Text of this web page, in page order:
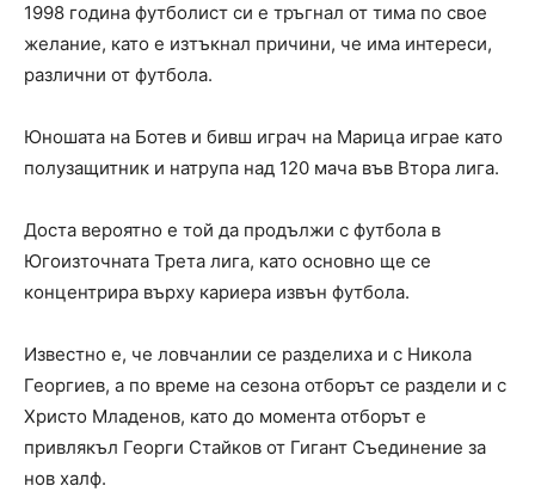
1998 година футболист си е тръгнал от тима по свое
желание, като е изтъкнал причини, че има интереси,
различни от футбола.
Юношата на Ботев и бивш играч на Марица играе като
полузащитник и натрупа над 120 мача във Втора лига.
Доста вероятно е той да продължи с футбола в
Югоизточната Трета лига, като основно ще се
концентрира върху кариера извън футбола.
Известно е, че ловчанлии се разделиха и с Никола
Георгиев, а по време на сезона отборът се раздели и с
Христо Младенов, като до момента отборът е
привлякъл Георги Стайков от Гигант Съединение за
нов халф.